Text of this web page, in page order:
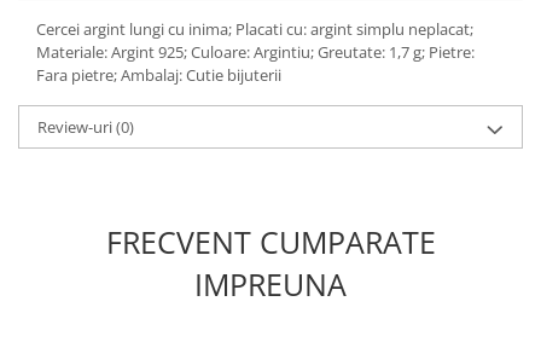
Cercei argint lungi cu inima; Placati cu: argint simplu neplacat;
Materiale: Argint 925; Culoare: Argintiu; Greutate: 1,7 g; Pietre:
Fara pietre; Ambalaj: Cutie bijuterii
Review-uri(0)
FRECVENT CUMPARATE
IMPREUNA